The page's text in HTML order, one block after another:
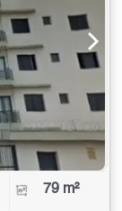
79 m²